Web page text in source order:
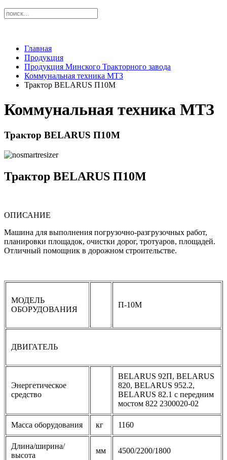
Главная
Продукция
Продукция Минского Тракторного завода
Коммунальная техника МТЗ
Трактор BELARUS П10М
Коммунальная техника МТЗ
Трактор BELARUS П10М
Трактор BELARUS П10М
ОПИСАНИЕ
Машина для выполнения погрузочно-разгрузочных работ,
планировки площадок, очистки дорог, тротуаров, площадей.
Отличный помощник в дорожном строительстве.
МОДЕЛЬ
ОБОРУДОВАНИЯ
П-10М
ДВИГАТЕЛЬ
Энергетическое
средство
BELARUS 92П, BELARUS
820, BELARUS 952.2,
BELARUS 82.1 с передним
мостом 822 2300020-02
Масса оборудования кг 1160
Длина/ширина/
высота
мм 4500/2200/1800